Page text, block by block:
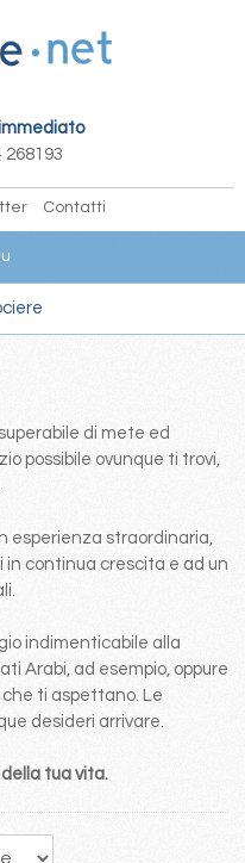
268193
Contatti
di mete ed
possibile ovunque ti trovi,
esperienza straordinaria,
continua crescita e ad un
indimenticabile alla
Arabi, ad esempio, oppure
ti aspettano. Le
desideri arrivare.
tua vita.